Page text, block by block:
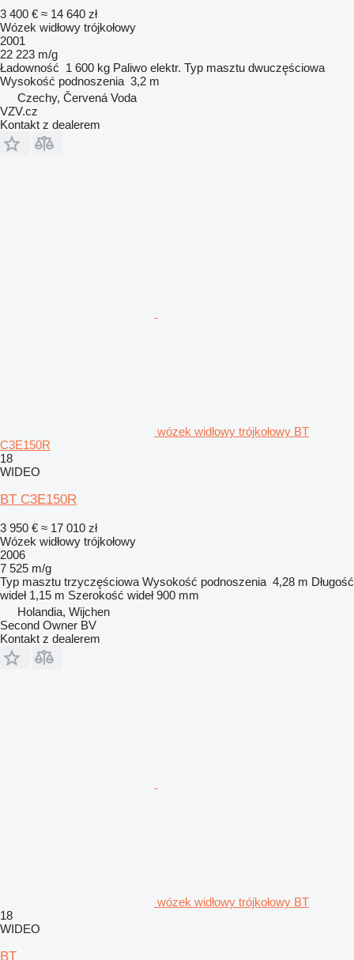
3 400 € ≈ 14 640 zł
Wózek widłowy trójkołowy
2001
22 223 m/g
Ładowność 1 600 kg Paliwo elektr. Typ masztu dwuczęściowa
Wysokość podnoszenia 3,2 m
Czechy, Červená Voda
VZV.cz
Kontakt z dealerem
wózek widłowy trójkołowy BT
C3E150R
18
WIDEO
BT C3E150R
3 950 € ≈ 17 010 zł
Wózek widłowy trójkołowy
2006
7 525 m/g
Typ masztu trzyczęściowa Wysokość podnoszenia 4,28 m Długość
wideł 1,15 m Szerokość wideł 900 mm
Holandia, Wijchen
Second Owner BV
Kontakt z dealerem
wózek widłowy trójkołowy BT
18
WIDEO
BT